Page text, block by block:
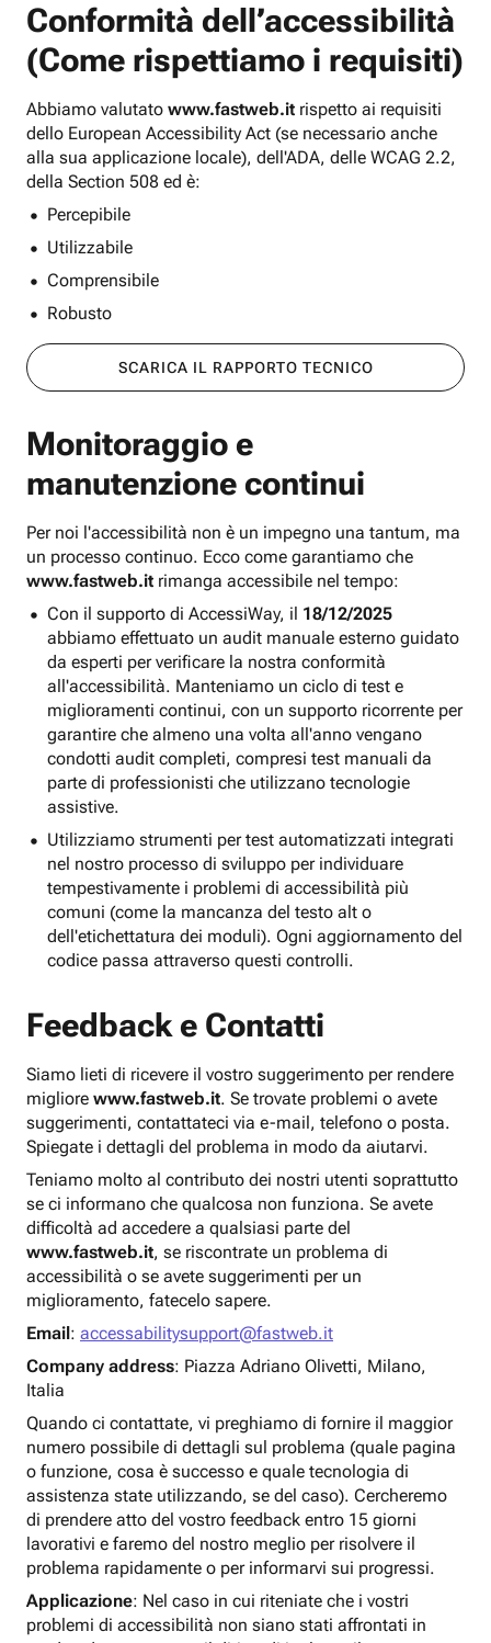
Conformità dell’accessibilità
(Come rispettiamo i requisiti)
Abbiamo valutato www.fastweb.it rispetto ai requisiti
dello European Accessibility Act (se necessario anche
alla sua applicazione locale), dell'ADA, delle WCAG 2.2,
della Section 508 ed è:
Percepibile
Utilizzabile
Comprensibile
Robusto
SCARICA IL RAPPORTO TECNICO
Monitoraggio e
manutenzione continui
Per noi l'accessibilità non è un impegno una tantum, ma
un processo continuo. Ecco come garantiamo che
www.fastweb.it rimanga accessibile nel tempo:
Con il supporto di AccessiWay, il 18/12/2025
abbiamo effettuato un audit manuale esterno guidato
da esperti per verificare la nostra conformità
all'accessibilità. Manteniamo un ciclo di test e
miglioramenti continui, con un supporto ricorrente per
garantire che almeno una volta all'anno vengano
condotti audit completi, compresi test manuali da
parte di professionisti che utilizzano tecnologie
assistive.
Utilizziamo strumenti per test automatizzati integrati
nel nostro processo di sviluppo per individuare
tempestivamente i problemi di accessibilità più
comuni (come la mancanza del testo alt o
dell'etichettatura dei moduli). Ogni aggiornamento del
codice passa attraverso questi controlli.
Feedback e Contatti
Siamo lieti di ricevere il vostro suggerimento per rendere
migliore www.fastweb.it. Se trovate problemi o avete
suggerimenti, contattateci via e-mail, telefono o posta.
Spiegate i dettagli del problema in modo da aiutarvi.
Teniamo molto al contributo dei nostri utenti soprattutto
se ci informano che qualcosa non funziona. Se avete
difficoltà ad accedere a qualsiasi parte del
www.fastweb.it, se riscontrate un problema di
accessibilità o se avete suggerimenti per un
miglioramento, fatecelo sapere.
Email: accessabilitysupport@fastweb.it
Company address: Piazza Adriano Olivetti, Milano,
Italia
Quando ci contattate, vi preghiamo di fornire il maggior
numero possibile di dettagli sul problema (quale pagina
o funzione, cosa è successo e quale tecnologia di
assistenza state utilizzando, se del caso). Cercheremo
di prendere atto del vostro feedback entro 15 giorni
lavorativi e faremo del nostro meglio per risolvere il
problema rapidamente o per informarvi sui progressi.
Applicazione: Nel caso in cui riteniate che i vostri
problemi di accessibilità non siano stati affrontati in